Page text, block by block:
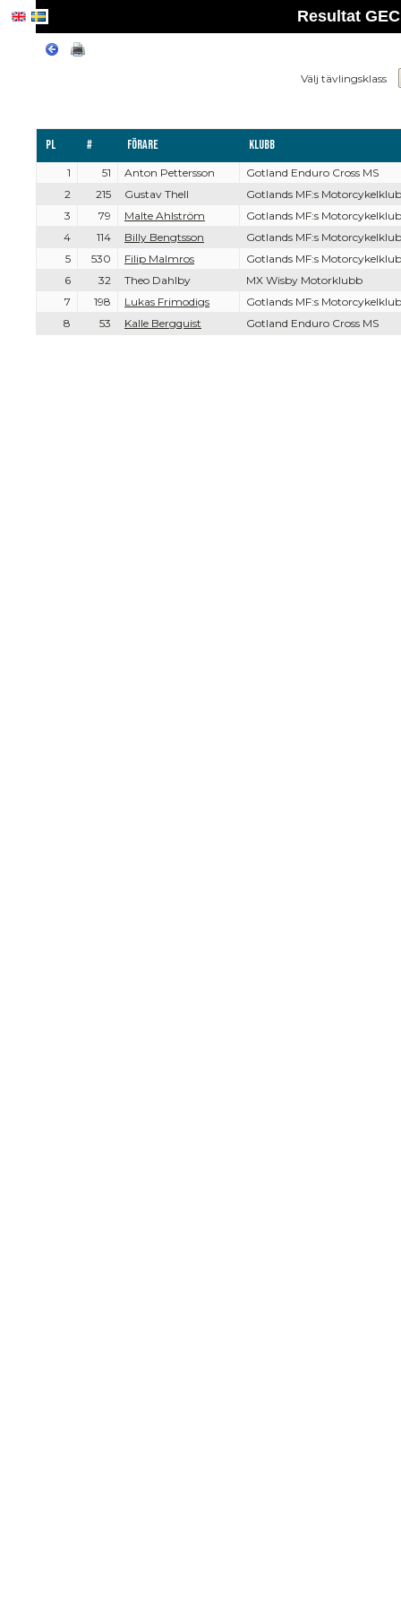
Resultat
Välj tävlingsklass
Pl # Förare Klubb
1 51 Anton Pettersson
Gotland Enduro Cross MS
2
215 Gustav Thell
Gotlands MF:s
3
79 Malte Ahlström
Gotlands MF:s
4
114 Billy Bengtsson
Gotlands MF:s
5
530 Filip Malmros
Gotlands MF:s
6
32 Theo Dahlby
MX Wisby Motorklubb
7
198 Lukas Frimodigs
Gotlands MF:s
8
53 Kalle Bergquist Gotland Enduro Cross MS